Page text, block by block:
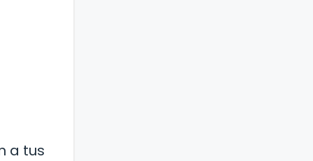
a tus